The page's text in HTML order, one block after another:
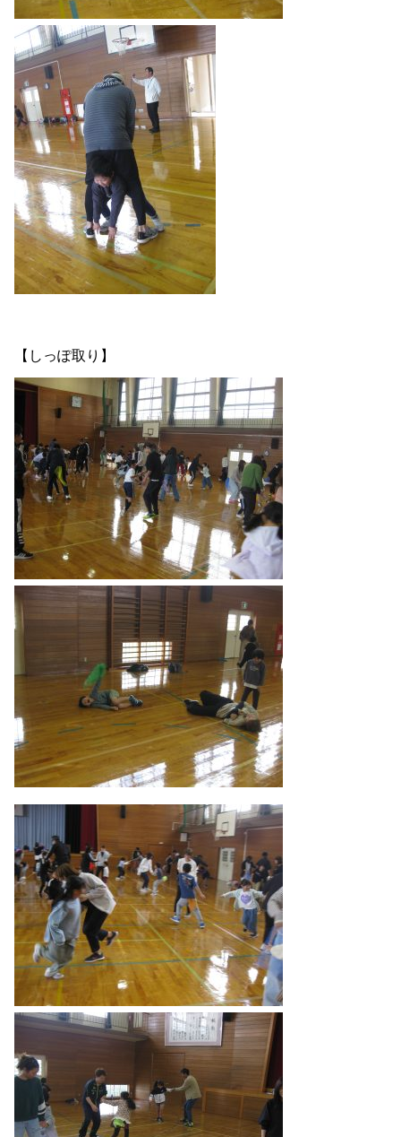
【しっぽ取り】